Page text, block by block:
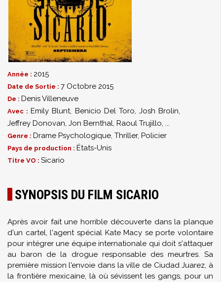
Année : 2015
Date de Sortie : 7 Octobre 2015
De : Denis Villeneuve
Avec : Emily Blunt, Benicio Del Toro, Josh Brolin,
Jeffrey Donovan, Jon Bernthal, Raoul Trujillo, ...
Genre : Drame Psychologique, Thriller, Policier
Pays de production : États-Unis
Titre VO : Sicario
SYNOPSIS DU FILM SICARIO
Après avoir fait une horrible découverte dans la planque
d'un cartel, l'agent spécial Kate Macy se porte volontaire
pour intégrer une équipe internationale qui doit s'attaquer
au baron de la drogue responsable des meurtres. Sa
première mission l'envoie dans la ville de Ciudad Juarez, à
la frontière mexicaine, là où sévissent les gangs, pour un